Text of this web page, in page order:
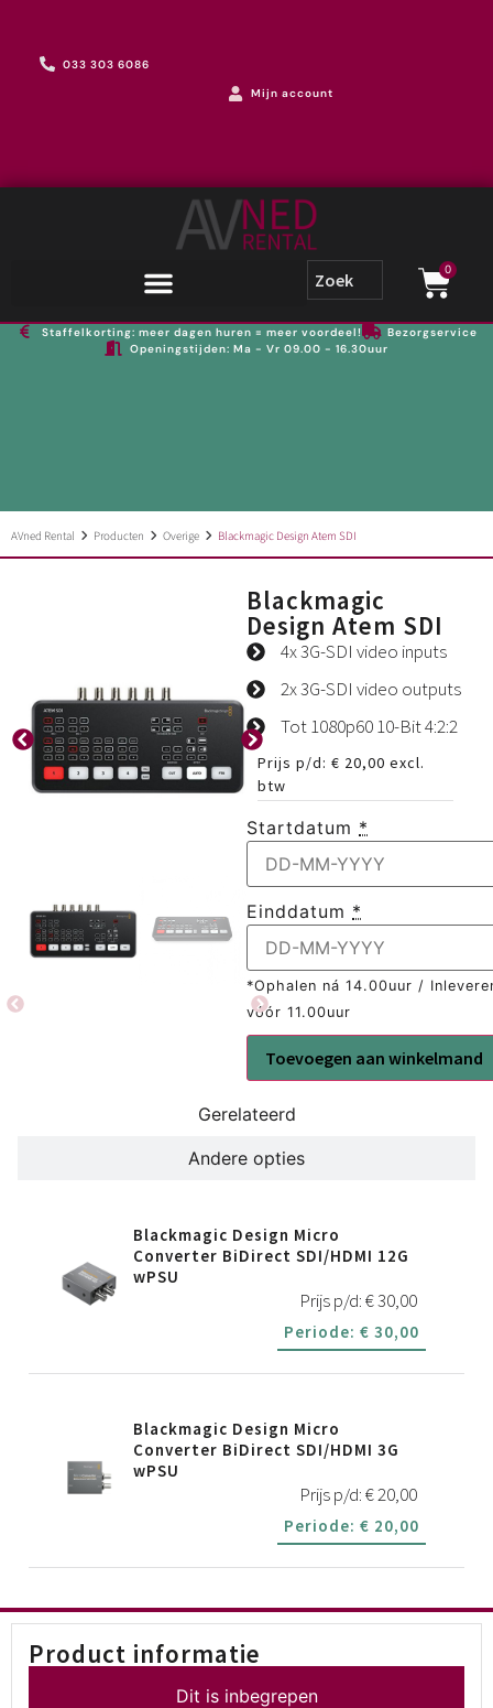
033 303 6086
Mijn account
0
Staffelkorting: meer dagen huren = meer voordeel!
Bezorgservice
Openingstijden: Ma - Vr 09.00 - 16.30uur
AVned Rental Producten Overige Blackmagic Design Atem SDI
Blackmagic
Design Atem SDI
4x 3G-SDI video inputs
2x 3G-SDI video outputs
Tot 1080p60 10-Bit 4:2:2
Prijs p/d: € 20,00 excl.
btw
Startdatum *
Einddatum *
*Ophalen ná 14.00uur /
vóór 11.00uur
Toevoegen aan winkelmand
Gerelateerd
Andere opties
Blackmagic Design Micro
Converter BiDirect SDI/HDMI 12G
wPSU
Prijs p/d:€30,00
Periode: € 30,00
Blackmagic Design Micro
Converter BiDirect SDI/HDMI 3G
wPSU
Prijs p/d:€20,00
Periode: € 20,00
Product informatie
Dit is inbegrepen